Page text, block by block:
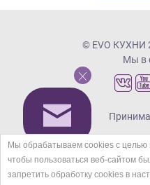
© EVO КУХНИ
Мы в
Кредиты
Мы обрабатываем cookies с целью
чтобы пользоваться веб-сайтом
запретить обработку сookies в